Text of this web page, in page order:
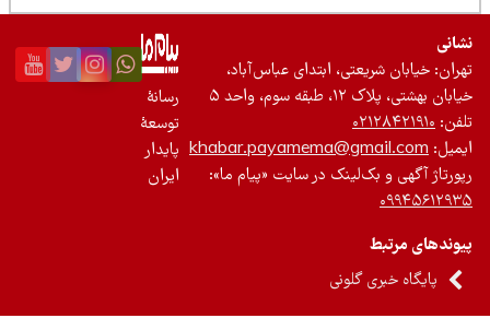
خیابان شریعتی، ابتدای عباس‌آباد،
بهشتی، پلاک ۱۲، طبقه سوم، واحد ۵
۰۲۱۲۸۴۲۱۹۱۰
khabar.payamema@gmail.com
آگهی و بک‌لینک در سایت «پیام ما»:
مرتبط
پایگاه خبری گلونی
رسانۀ
توسعۀ
پایدار
ایران